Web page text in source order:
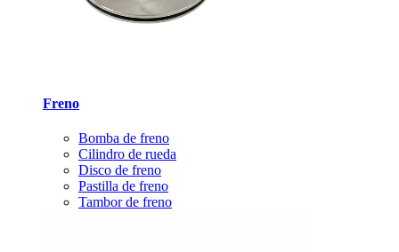
Freno
Bomba de freno
Cilindro de rueda
Disco de freno
Pastilla de freno
Tambor de freno